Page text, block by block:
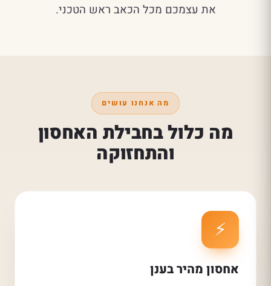
את עצמכם מכל הכאב ראש הטכני.
מה אנחנו עושים
מה כלול בחבילת האחסון
והתחזוקה
⚡
אחסון מהיר בענן